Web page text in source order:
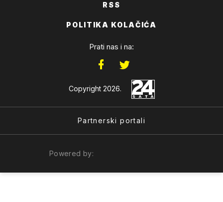
RSS
POLITIKA KOLAČIĆA
Prati nas i na:
Copyright 2026.
Partnerski portali
Powered by: